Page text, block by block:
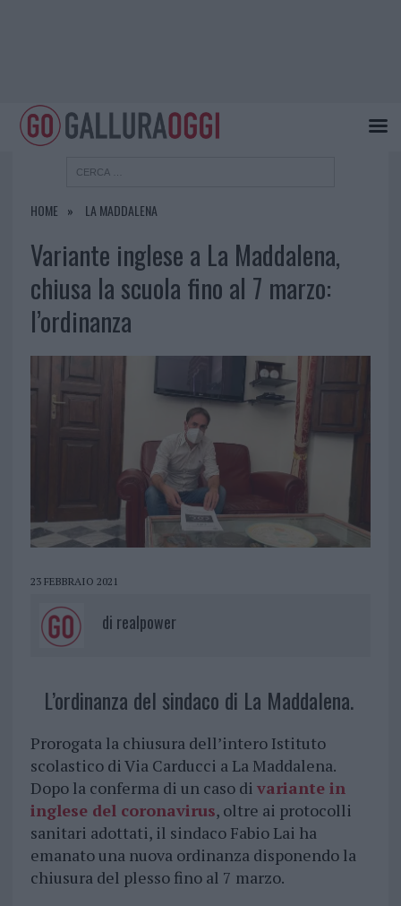
HOME LA MADDALENA
Variante inglese a La Maddalena,
chiusa la scuola fino al 7 marzo:
l’ordinanza
23 FEBBRAIO 2021
di realpower
L’ordinanza del sindaco di La Maddalena.
Prorogata la chiusura dell’intero Istituto
scolastico di Via Carducci a La Maddalena.
Dopo la conferma di un caso di variante in
inglese del coronavirus, oltre ai protocolli
sanitari adottati, il sindaco Fabio Lai ha
emanato una nuova ordinanza disponendo la
chiusura del plesso fino al 7 marzo.